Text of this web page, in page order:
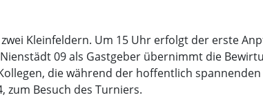
Kleinfeldern. Um 15 Uhr erfolgt der erste
09 als Gastgeber übernimmt die
die während der hoffentlich
zum Besuch des Turniers.